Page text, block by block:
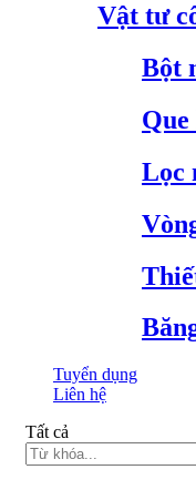
Vật tư
Bột
Que
Lọc
Tuyển dụng
Liên hệ
Tất cả